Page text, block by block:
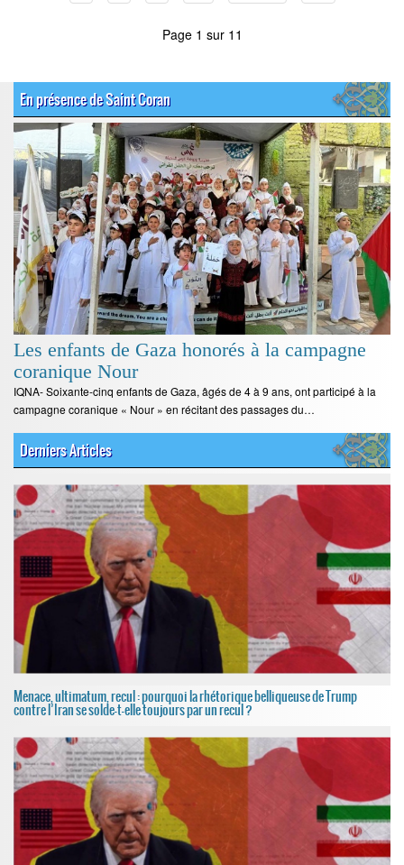
Page 1 sur 11
En présence de Saint Coran
Les enfants de Gaza honorés à la campagne
coranique Nour
IQNA- Soixante-cinq enfants de Gaza, âgés de 4 à 9 ans, ont participé à la
campagne coranique « Nour » en récitant des passages du…
Derniers Articles
Menace, ultimatum, recul : pourquoi la rhétorique belliqueuse de Trump
contre l’Iran se solde-t-elle toujours par un recul ?